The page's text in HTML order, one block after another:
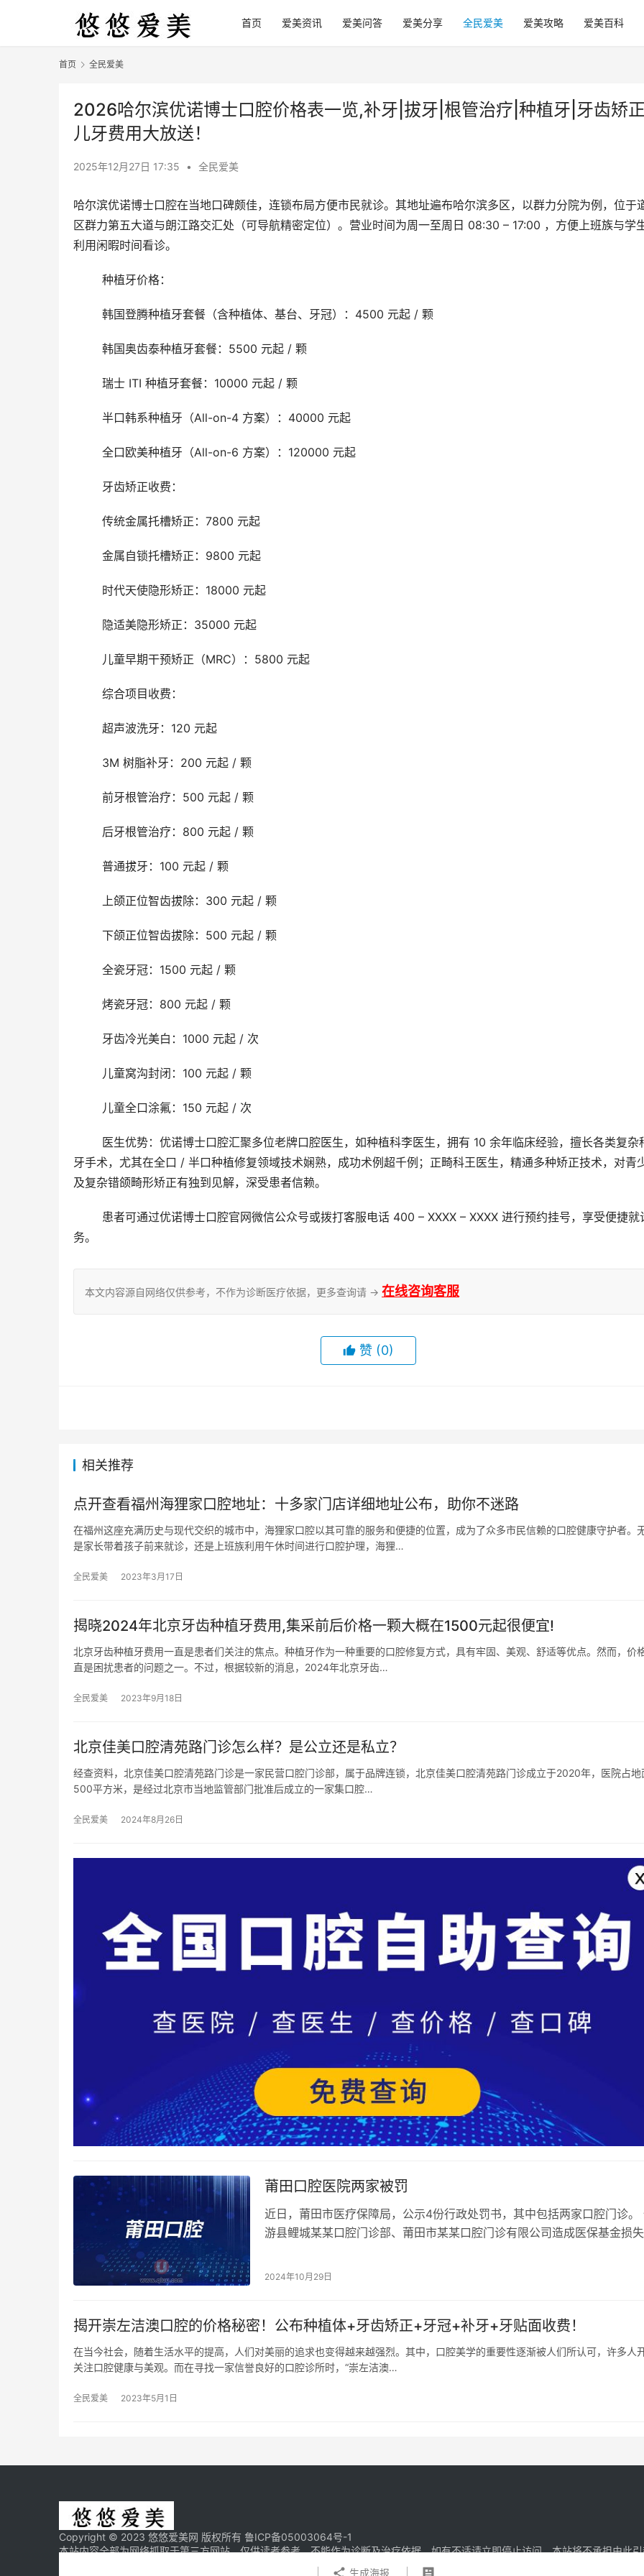
首页 爱美资讯 爱美问答 爱美分享 全民爱美 爱美攻略 爱美百科
首页 全民爱美
2026哈尔滨优诺博士口腔价格表一览,补牙|拔牙|根管治疗|种植牙|牙齿矫
儿牙费用大放送！
2025年12月27日 17:35 • 全民爱美
哈尔滨优诺博士口腔在当地口碑颇佳，连锁布局方便市民就诊。其地址遍布哈尔滨多区，以群力分院为例，位于
区群力第五大道与朗江路交汇处（可导航精密定位）。营业时间为周一至周日 08:30 – 17:00 ，方便上班族与学
利用闲暇时间看诊。
	种植牙价格：
	韩国登腾种植牙套餐（含种植体、基台、牙冠）：4500 元起 / 颗
	韩国奥齿泰种植牙套餐：5500 元起 / 颗
	瑞士 ITI 种植牙套餐：10000 元起 / 颗
	半口韩系种植牙（All-on-4 方案）：40000 元起
	全口欧美种植牙（All-on-6 方案）：120000 元起
	牙齿矫正收费：
	传统金属托槽矫正：7800 元起
	金属自锁托槽矫正：9800 元起
	时代天使隐形矫正：18000 元起
	隐适美隐形矫正：35000 元起
	儿童早期干预矫正（MRC）：5800 元起
	综合项目收费：
	超声波洗牙：120 元起
	3M 树脂补牙：200 元起 / 颗
	前牙根管治疗：500 元起 / 颗
	后牙根管治疗：800 元起 / 颗
	普通拔牙：100 元起 / 颗
	上颌正位智齿拔除：300 元起 / 颗
	下颌正位智齿拔除：500 元起 / 颗
	全瓷牙冠：1500 元起 / 颗
	烤瓷牙冠：800 元起 / 颗
	牙齿冷光美白：1000 元起 / 次
	儿童窝沟封闭：100 元起 / 颗
	儿童全口涂氟：150 元起 / 次
牙手术，尤其在全口 / 半口种植修复领域技术娴熟，成功术例超千例；正畸科王医生，精通多种矫正技术，对青
及复杂错颌畸形矫正有独到见解，深受患者信赖。
务。
本文内容源自网络仅供参考，不作为诊断医疗依据，更多查询请 → 在线咨询客服
赞 (0)
生成海报
相关推荐
点开查看福州海狸家口腔地址：十多家门店详细地址公布，助你不迷路
在福州这座充满历史与现代交织的城市中，海狸家口腔以其可靠的服务和便捷的位置，成为了众多市民信赖的口腔健康守护者。
是家长带着孩子前来就诊，还是上班族利用午休时间进行口腔护理，海狸…
全民爱美 2023年3月17日
揭晓2024年北京牙齿种植牙费用,集采前后价格一颗大概在1500元起很便宜!
北京牙齿种植牙费用一直是患者们关注的焦点。种植牙作为一种重要的口腔修复方式，具有牢固、美观、舒适等优点。然而，价
直是困扰患者的问题之一。不过，根据较新的消息，2024年北京牙齿…
全民爱美 2023年9月18日
北京佳美口腔清苑路门诊怎么样？是公立还是私立？
经查资料，北京佳美口腔清苑路门诊是一家民营口腔门诊部，属于品牌连锁，北京佳美口腔清苑路门诊成立于2020年，医院占地
500平方米，是经过北京市当地监管部门批准后成立的一家集口腔…
全民爱美 2024年8月26日
莆田口腔医院两家被罚
近日，莆田市医疗保障局，公示4份行政处罚书，其中包括两家口腔门诊。
游县鲤城某某口腔门诊部、莆田市某某口腔门诊有限公司造成医保基金损
2024年10月29日
揭开崇左洁澳口腔的价格秘密！公布种植体+牙齿矫正+牙冠+补牙+牙贴面收费！
在当今社会，随着生活水平的提高，人们对美丽的追求也变得越来越强烈。其中，口腔美学的重要性逐渐被人们所认可，许多人
关注口腔健康与美观。而在寻找一家信誉良好的口腔诊所时，“崇左洁澳…
全民爱美 2023年5月1日
Copyright © 2023 悠悠爱美网 版权所有 鲁ICP备05003064号-1
本站内容全部为网络抓取于第三方网站，仅供读者参考，不能作为诊断及治疗依据，如有不适请立即停止访问，本站将不承担由此